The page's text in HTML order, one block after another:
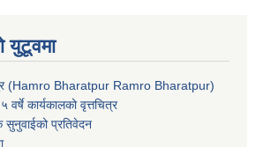
युटूवमा
(Hamro Bharatpur Ramro Bharatpur)
वर्षे कार्यकालको वृत्तचित्र
सुनुवाईको प्रतिवेदन